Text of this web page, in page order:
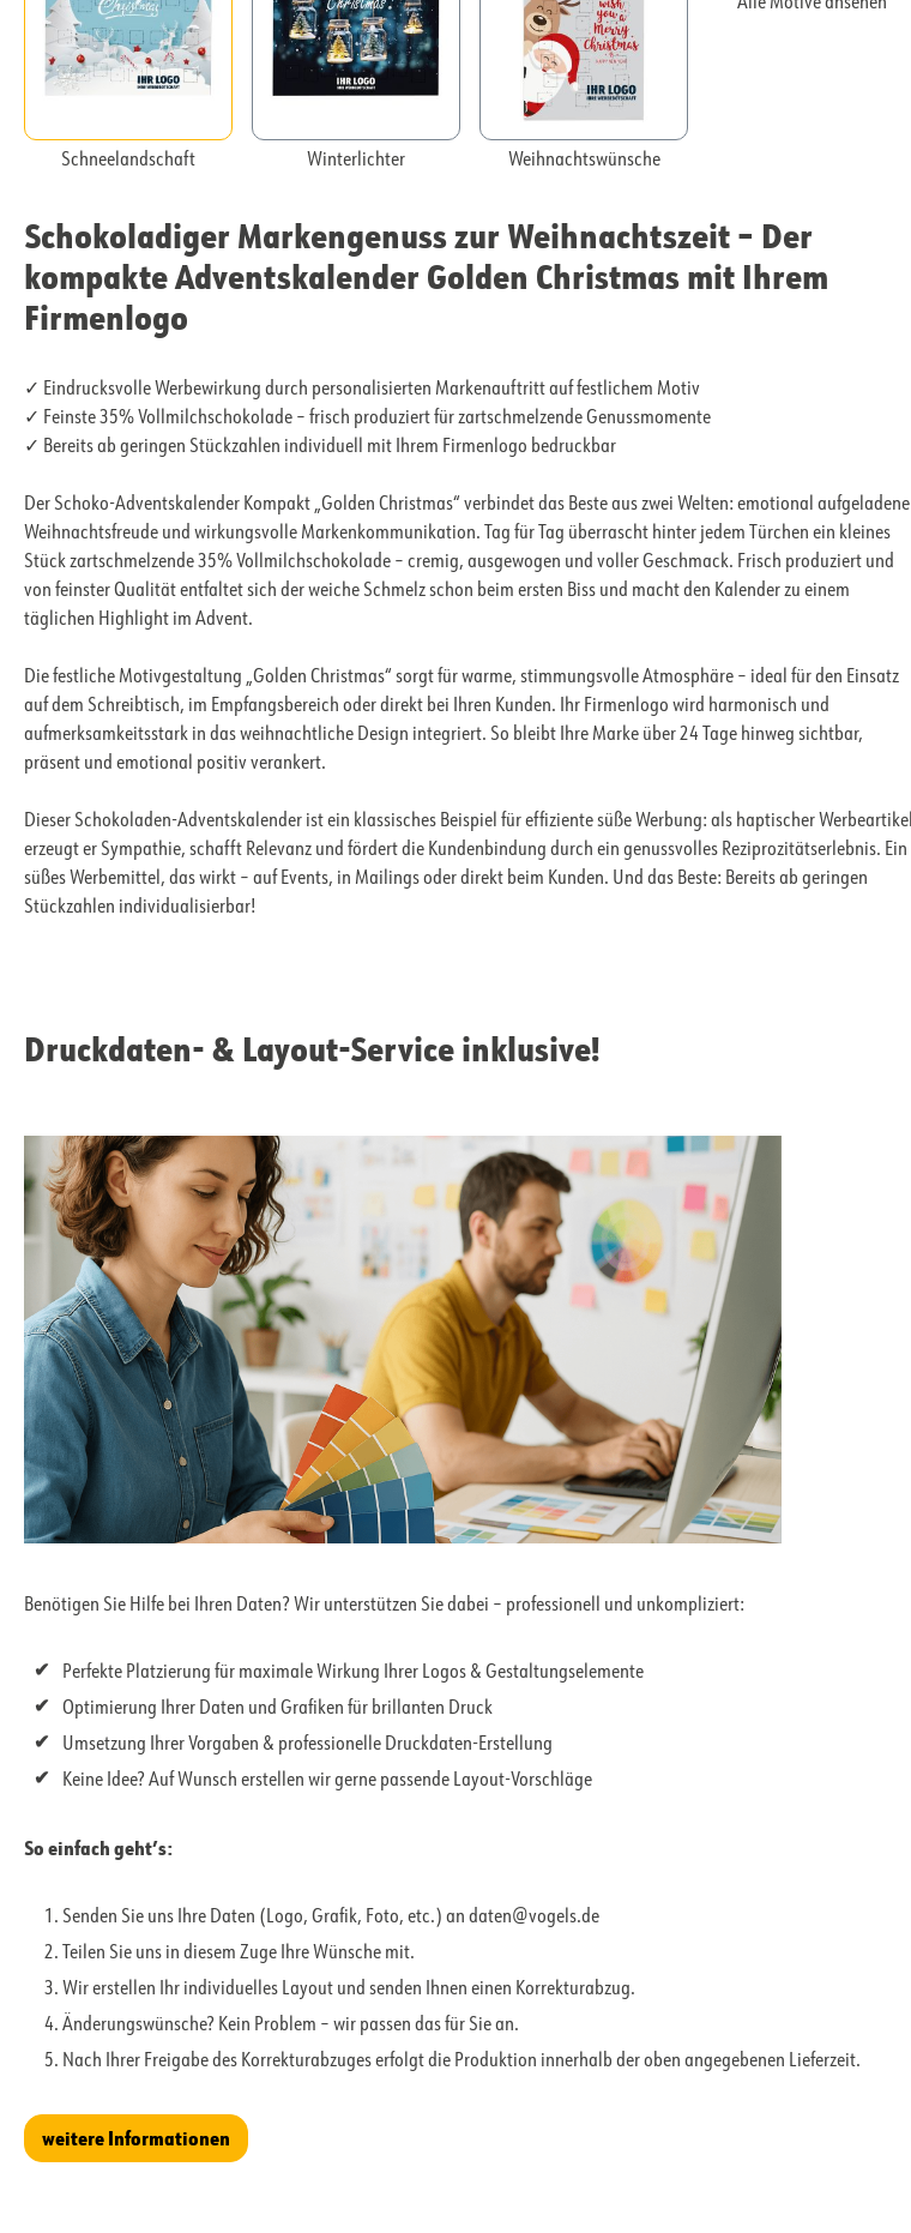
Schneelandschaft Winterlichter Weihnachtswünsche
Schokoladiger Markengenuss zur Weihnachtszeit – Der
kompakte Adventskalender Golden Christmas mit Ihrem
Firmenlogo
✓ Eindrucksvolle Werbewirkung durch personalisierten Markenauftritt auf festlichem Motiv
✓ Feinste 35% Vollmilchschokolade – frisch produziert für zartschmelzende Genussmomente
✓ Bereits ab geringen Stückzahlen individuell mit Ihrem Firmenlogo bedruckbar
Der Schoko-Adventskalender Kompakt „Golden Christmas“ verbindet das Beste aus zwei Welten: emotional aufgeladene
Weihnachtsfreude und wirkungsvolle Markenkommunikation. Tag für Tag überrascht hinter jedem Türchen ein kleines
Stück zartschmelzende 35% Vollmilchschokolade – cremig, ausgewogen und voller Geschmack. Frisch produziert und
von feinster Qualität entfaltet sich der weiche Schmelz schon beim ersten Biss und macht den Kalender zu einem
täglichen Highlight im Advent.
Die festliche Motivgestaltung „Golden Christmas“ sorgt für warme, stimmungsvolle Atmosphäre – ideal für den Einsatz
auf dem Schreibtisch, im Empfangsbereich oder direkt bei Ihren Kunden. Ihr Firmenlogo wird harmonisch und
aufmerksamkeitsstark in das weihnachtliche Design integriert. So bleibt Ihre Marke über 24 Tage hinweg sichtbar,
präsent und emotional positiv verankert.
Dieser Schokoladen-Adventskalender ist ein klassisches Beispiel für effiziente süße Werbung: als haptischer Werbeartikel
erzeugt er Sympathie, schafft Relevanz und fördert die Kundenbindung durch ein genussvolles Reziprozitätserlebnis. Ein
süßes Werbemittel, das wirkt – auf Events, in Mailings oder direkt beim Kunden. Und das Beste: Bereits ab geringen
Stückzahlen individualisierbar!
Druckdaten- & Layout-Service inklusive!
Benötigen Sie Hilfe bei Ihren Daten? Wir unterstützen Sie dabei – professionell und unkompliziert:
Perfekte Platzierung für maximale Wirkung Ihrer Logos & Gestaltungselemente
Optimierung Ihrer Daten und Grafiken für brillanten Druck
Umsetzung Ihrer Vorgaben & professionelle Druckdaten-Erstellung
Keine Idee? Auf Wunsch erstellen wir gerne passende Layout-Vorschläge
So einfach geht’s:
Senden Sie uns Ihre Daten (Logo, Grafik, Foto, etc.) an daten@vogels.de
Teilen Sie uns in diesem Zuge Ihre Wünsche mit.
Wir erstellen Ihr individuelles Layout und senden Ihnen einen Korrekturabzug.
Änderungswünsche? Kein Problem – wir passen das für Sie an.
Nach Ihrer Freigabe des Korrekturabzuges erfolgt die Produktion innerhalb der oben angegebenen Lieferzeit.
weitere Informationen